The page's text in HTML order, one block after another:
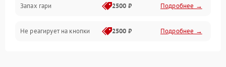
Запах гари 2500 ₽ Подробнее →
Не реагирует на кнопки 2500 ₽ Подробнее →